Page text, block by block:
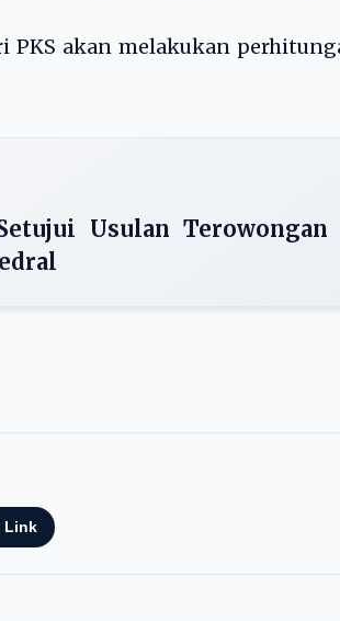
PKS akan melakukan
Usulan Terowongan
Link